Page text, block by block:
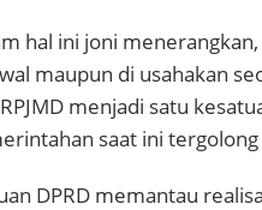
hal ini joni
maupun di usahakan
menjadi satu
saat ini
DPRD memantau